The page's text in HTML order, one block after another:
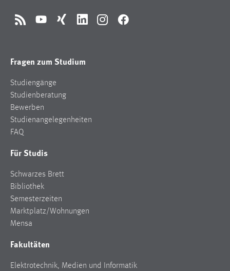
RSS YouTubeXing LinkedInInstagramFacebook
Fragen zum Studium
Studiengänge
Studienberatung
Bewerben
Studienangelegenheiten
FAQ
Für Studis
Schwarzes Brett
Bibliothek
Semesterzeiten
Marktplatz/Wohnungen
Mensa
Fakultäten
Elektrotechnik, Medien und Informatik